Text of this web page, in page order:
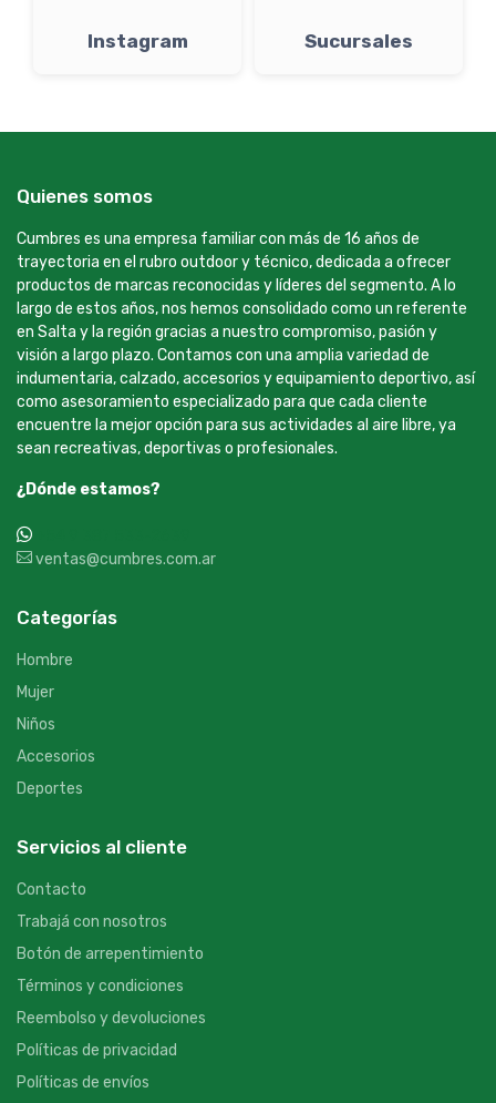
Instagram Sucursales
Quienes somos
Cumbres es una empresa familiar con más de 16 años de
trayectoria en el rubro outdoor y técnico, dedicada a ofrecer
productos de marcas reconocidas y líderes del segmento. A lo
largo de estos años, nos hemos consolidado como un referente
en Salta y la región gracias a nuestro compromiso, pasión y
visión a largo plazo. Contamos con una amplia variedad de
indumentaria, calzado, accesorios y equipamiento deportivo, así
como asesoramiento especializado para que cada cliente
encuentre la mejor opción para sus actividades al aire libre, ya
sean recreativas, deportivas o profesionales.
¿Dónde estamos?
ventas@cumbres.com.ar
Categorías
Hombre
Mujer
Niños
Accesorios
Deportes
Servicios al cliente
Contacto
Trabajá con nosotros
Botón de arrepentimiento
Términos y condiciones
Reembolso y devoluciones
Políticas de privacidad
Políticas de envíos